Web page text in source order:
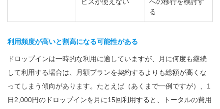
ビスが使えない
への移行を検討す
る
利用頻度が高いと割高になる可能性がある
ドロップインは一時的な利用に適していますが、月に何度も継続
して利用する場合は、月額プランを契約するよりも総額が高くな
ってしまう傾向があります。たとえば（あくまで一例ですが）、1
日2,000円のドロップインを月に15回利用すると、トータルの費用